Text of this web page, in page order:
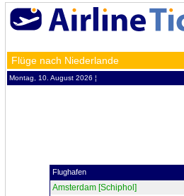
Flüge nach Niederlande
Montag, 10. August 2026 ¦
Flughafen
Amsterdam [Schiphol]